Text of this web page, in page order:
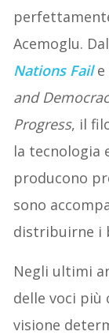
Acemoglu.
Nations Faile
and
Progress, il
la tecnologia
producono
sono
distribuirne i
Negli ultimi
delle voci
visione